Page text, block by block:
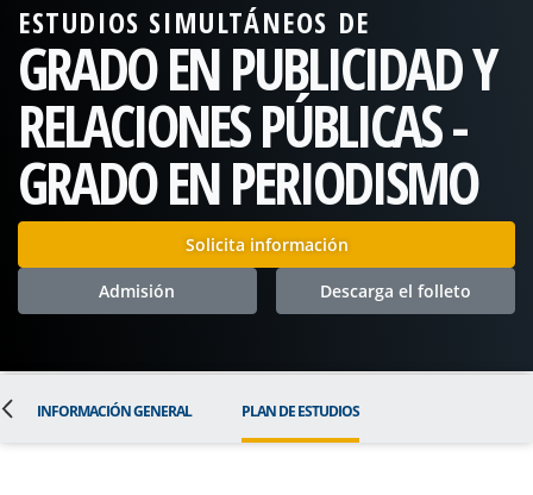
ESTUDIOS SIMULTÁNEOS DE
GRADO EN PUBLICIDAD Y
RELACIONES PÚBLICAS -
GRADO EN PERIODISMO
Solicita información
Admisión Descarga el folleto
INFORMACIÓN GENERAL PLAN DE ESTUDIOS